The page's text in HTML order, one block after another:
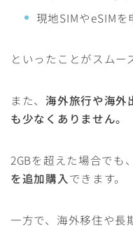
現地SIMやeSIMを
といったことがスムー
また、海外旅行や海外
も少なくありません。
2GBを超えた場合でも、
を追加購入できます。
一方で、海外移住や長